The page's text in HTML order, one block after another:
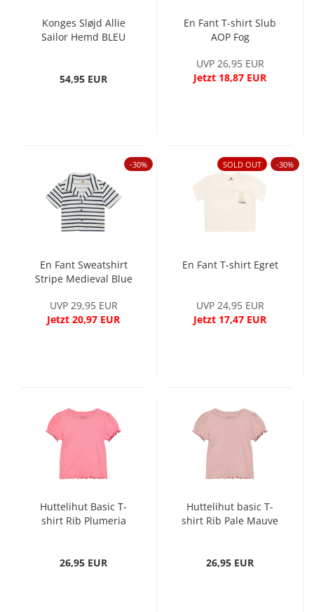
Konges Sløjd Allie
Sailor Hemd BLEU
54,95 EUR
En Fant T-shirt Slub
AOP Fog
UVP 26,95 EUR
Jetzt 18,87 EUR
-30%
En Fant Sweatshirt
Stripe Medieval Blue
UVP 29,95 EUR
Jetzt 20,97 EUR
SOLD OUT -30%
En Fant T-shirt Egret
UVP 24,95 EUR
Jetzt 17,47 EUR
Huttelihut Basic T-
shirt Rib Plumeria
26,95 EUR
Huttelihut basic T-
shirt Rib Pale Mauve
26,95 EUR